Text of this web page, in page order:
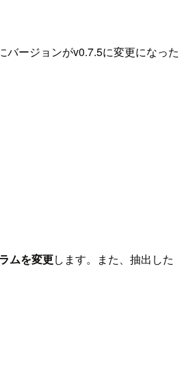
ージョンがv0.7.5に変更になった
ムを変更します。また、抽出した